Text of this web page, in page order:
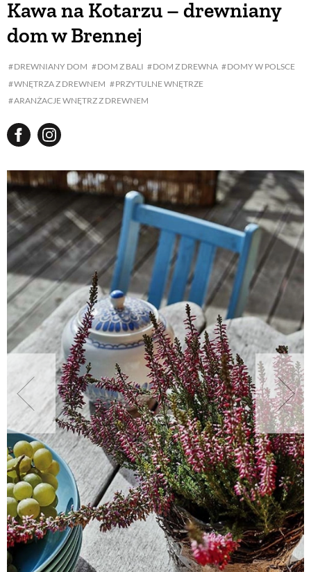
Kawa na Kotarzu – drewniany
dom w Brennej
DREWNIANY DOM DOM Z BALI DOM Z DREWNA
DOMY W POLSCE
WNĘTRZA Z DREWNEM
PRZYTULNE WNĘTRZE
ARANŻACJE WNĘTRZ Z DREWNEM
BUDUJEMY DOM
OGRÓD
ROŚLINY OGRODOWE
PORADY
ZIELEŃ W DOMU
PROJEKTOWANIE OGRODU
NATURALNIE
URODA
NATURALNA APTECZKA
DLA DOMU
EKO ŻYCIE
PRZYRODA